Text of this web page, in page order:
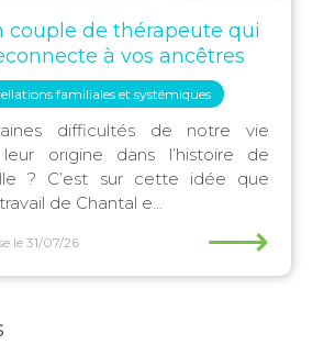
couple de thérapeute qui
à vos ancêtres
familiales et systémiques
difficultés de notre vie
origine dans l’histoire de
? C’est sur cette idée que
de Chantal e...
le 31/07/26 ⟶